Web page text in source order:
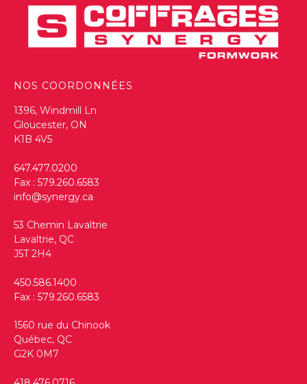
NOS COORDONNÉES
1396, Windmill Ln
Gloucester, ON
K1B 4V5
647.477.0200
Fax : 579.260.6583
info@synergy.ca
53 Chemin Lavaltrie
Lavaltrie, QC
J5T 2H4
450.586.1400
Fax : 579.260.6583
1560 rue du Chinook
Québec, QC
G2K 0M7